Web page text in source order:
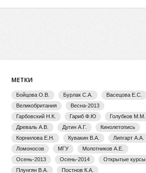
МЕТКИ
Бойцова О.В. Бурлак С.А.
Васецова Е.С.
Великобритания
Весна-2013
Гарбовский Н.К.
Гариб Ф.Ю
Голубков М.М.
Древаль А.В.
Дугин А.Г.
Кинолетопись
Корнилова Е.Н.
Кувакин В.А.
Липгарт А.А.
Ломоносов
МГУ
Молотников А.Е.
Осень-2013
Осень-2014
Открытые курсы
Плунгян В.А.
Постнов К.А.